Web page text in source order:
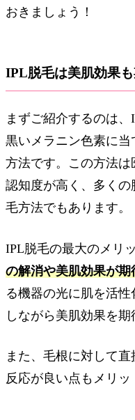
おきましょう！
IPL脱毛は美肌効果
まずご紹介するのは
黒いメラニン色素に
方法です。この方法は
認知度が高く、多く
毛方法でもあります。
IPL脱毛の最大のメリ
の解消や美肌効果が期
る機器の光に肌を活
しながら美肌効果を期
また、毛根に対して
反応が良い点もメリッ